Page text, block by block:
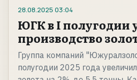
28.08.2025 03:04
ЮГК в I полугодии
производство
Группа компаний
полугодии 2025 года